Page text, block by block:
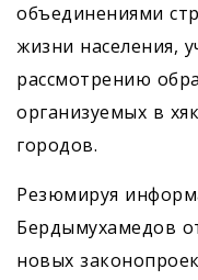
объединениями
жизни населения,
рассмотрению
организуемых в
городов.
Резюмируя
Бердымухамедов
новых